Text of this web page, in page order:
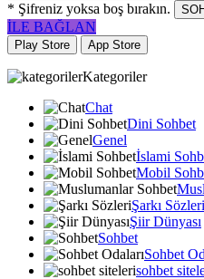
* Şifreniz yoksa boş bırakın.
İLE BAĞLAN
Play Store App Store
Kategoriler
Chat
Dini Sohbet
Genel
İslami
Mobil
Şarkı Sözleri
Şiir Dünyası
Sohbet
Sohbet
sohbet